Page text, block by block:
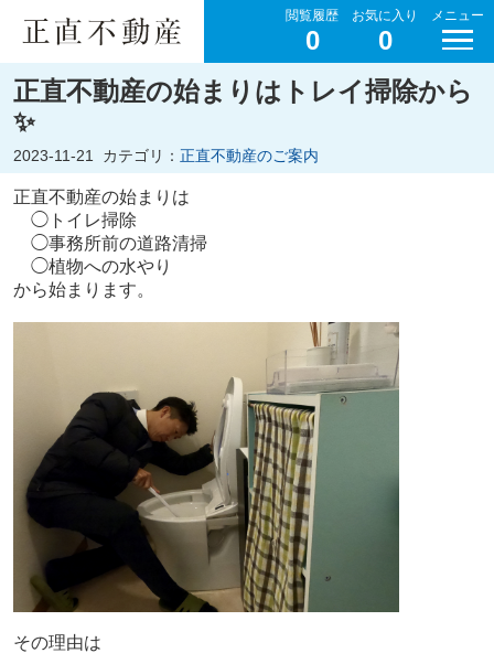
閲覧履歴
0
お気に入り
0
メニュー
正直不動産の始まりはトレイ掃除から
✨
2023-11-21 カテゴリ： 正直不動産のご案内
正直不動産の始まりは
◯トイレ掃除
◯事務所前の道路清掃
◯植物への水やり
から始まります。
その理由は